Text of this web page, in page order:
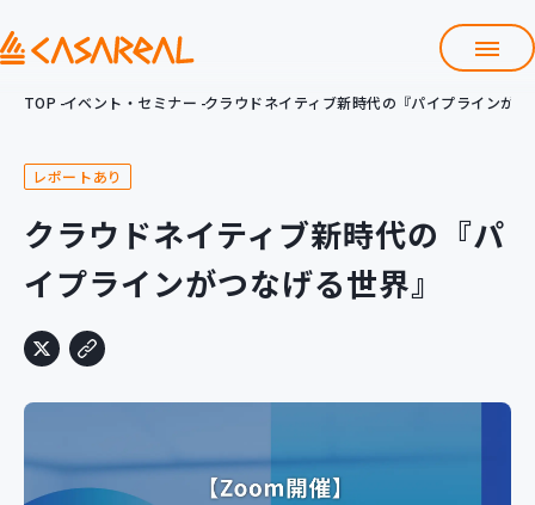
会社情報
サービス
クラウド導入支援 Git導入支援
システム構築支援
研修サービス
カスタマイズコース 教材購入
TOP イベント・セミナー クラウドネイティブ新時代の『パイプラインが
レポートあり
クラウドネイティブ新時代の『パ
イプラインがつなげる世界』